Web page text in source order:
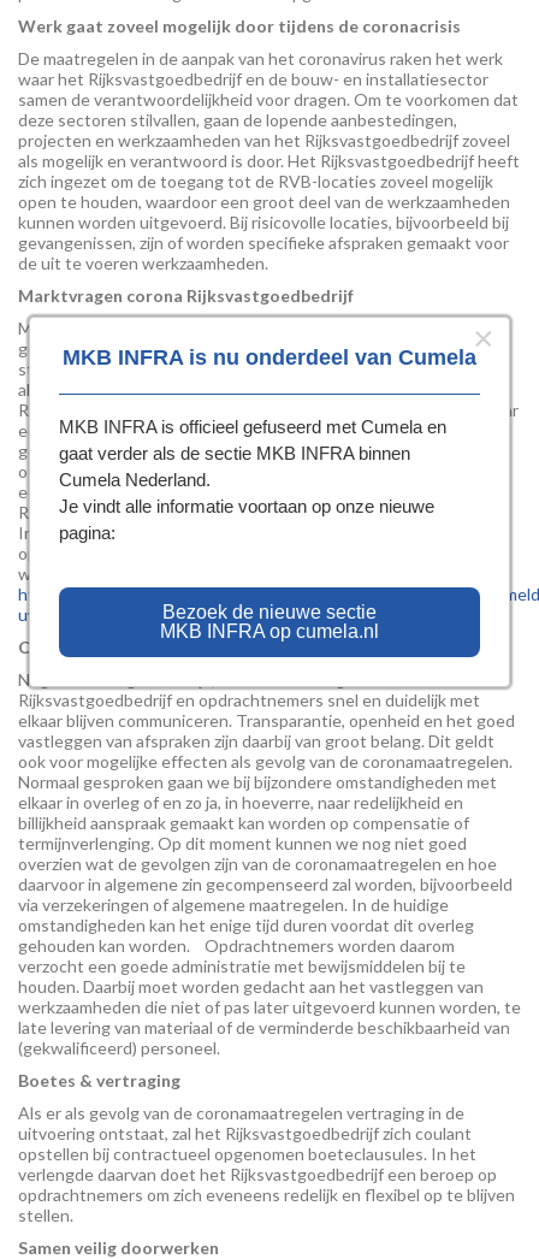
Werk gaat zoveel mogelijk door tijdens de coronacrisis
De maatregelen in de aanpak van het coronavirus raken het werk
waar het Rijksvastgoedbedrijf en de bouw- en installatiesector
samen de verantwoordelijkheid voor dragen. Om te voorkomen dat
deze sectoren stilvallen, gaan de lopende aanbestedingen,
projecten en werkzaamheden van het Rijksvastgoedbedrijf zoveel
als mogelijk en verantwoord is door. Het Rijksvastgoedbedrijf heeft
zich ingezet om de toegang tot de RVB-locaties zoveel mogelijk
open te houden, waardoor een groot deel van de werkzaamheden
kunnen worden uitgevoerd. Bij risicovolle locaties, bijvoorbeeld bij
gevangenissen, zijn of worden specifieke afspraken gemaakt voor
de uit te voeren werkzaamheden.
Marktvragen corona Rijksvastgoedbedrijf
Mocht de situatie in een specifiek geval anders zijn dan hiervoor
geschetst – bijvoorbeeld doordat bepaalde werkzaamheden zijn
stilgelegd of de toegang tot een projectlocatie wordt geweigerd
als gevolg van de coronamaatregelen – dan hoort het
Rijksvastgoedbedrijf dit graag, zodat snel gezocht kan worden naar
een werkbare oplossing. In eerste instantie dient dit te worden
gemeld bij de gebruikelijke contactpersoon (de contract-, project-
of objectmanager). Door de huidige omstandigheden kan het
echter soms voorkomen dat een reactie van het
Rijksvastgoedbedrijf langer op zich laat wachten dan gebruikelijk.
In dat soort gevallen kunnen ondernemingen ook contact
opnemen via het Vragenformulier Marktvragen Corona via de
website van het Rijksvastgoedbedrijf:
https://www.rijksvastgoedbedrijf.nl/actueel/nieuws/2020/03/30/
uw-vragen-over-maatregelen-coronavirus
Communicatie & kostenverhogende omstandigheden
Nog meer dan gebruikelijk, is het van belang dat het
Rijksvastgoedbedrijf en opdrachtnemers snel en duidelijk met
elkaar blijven communiceren. Transparantie, openheid en het goed
vastleggen van afspraken zijn daarbij van groot belang. Dit geldt
ook voor mogelijke effecten als gevolg van de coronamaatregelen.
Normaal gesproken gaan we bij bijzondere omstandigheden met
elkaar in overleg of en zo ja, in hoeverre, naar redelijkheid en
billijkheid aanspraak gemaakt kan worden op compensatie of
termijnverlenging. Op dit moment kunnen we nog niet goed
overzien wat de gevolgen zijn van de coronamaatregelen en hoe
daarvoor in algemene zin gecompenseerd zal worden, bijvoorbeeld
via verzekeringen of algemene maatregelen. In de huidige
omstandigheden kan het enige tijd duren voordat dit overleg
gehouden kan worden. Opdrachtnemers worden daarom
verzocht een goede administratie met bewijsmiddelen bij te
houden. Daarbij moet worden gedacht aan het vastleggen van
werkzaamheden die niet of pas later uitgevoerd kunnen worden, te
late levering van materiaal of de verminderde beschikbaarheid van
(gekwalificeerd) personeel.
Boetes & vertraging
Als er als gevolg van de coronamaatregelen vertraging in de
uitvoering ontstaat, zal het Rijksvastgoedbedrijf zich coulant
opstellen bij contractueel opgenomen boeteclausules. In het
verlengde daarvan doet het Rijksvastgoedbedrijf een beroep op
opdrachtnemers om zich eveneens redelijk en flexibel op te blijven
stellen.
Samen veilig doorwerken
×
MKB INFRA is nu onderdeel van Cumela
MKB INFRA is officieel gefuseerd met Cumela en
gaat verder als de sectie MKB INFRA binnen
Cumela Nederland.
Je vindt alle informatie voortaan op onze nieuwe
pagina:
Bezoek de nieuwe sectie
MKB INFRA op cumela.nl